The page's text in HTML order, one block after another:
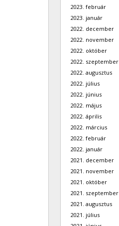
2023. február
2023. január
2022. december
2022. november
2022. október
2022. szeptember
2022. augusztus
2022. július
2022. június
2022. május
2022. április
2022. március
2022. február
2022. január
2021. december
2021. november
2021. október
2021. szeptember
2021. augusztus
2021. július